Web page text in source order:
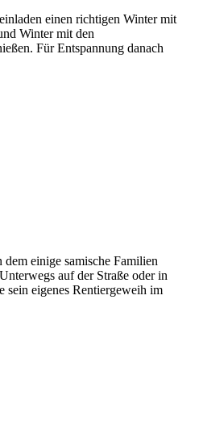
einen richtigen Winter mit
Winter mit den
Für Entspannung danach
einige samische Familien
auf der Straße oder in
sein eigenes Rentiergeweih im